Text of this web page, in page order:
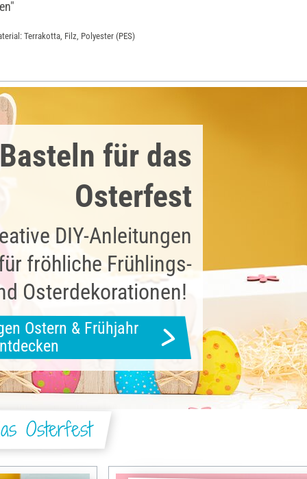
Terrakotta, Filz, Polyester (PES)
Basteln für das
Osterfest
DIY-Anleitungen
fröhliche Frühlings-
Osterdekorationen!
Ostern & Frühjahr
Osterfest